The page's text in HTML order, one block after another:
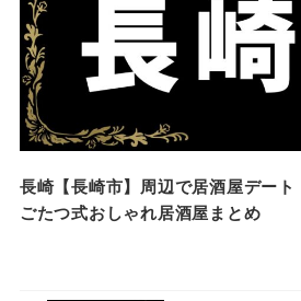
長崎【長崎市】周辺で居酒屋デー
ごたつ式おしゃれ居酒屋まとめ